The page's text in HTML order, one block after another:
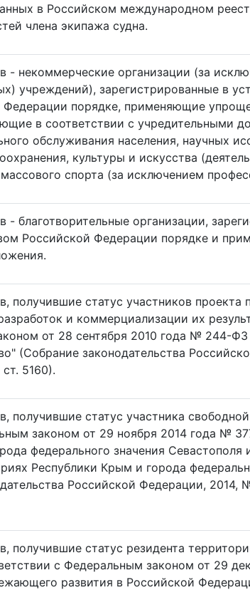
в Российском международном
члена экипажа судна.
- некоммерческие организации (за
учреждений), зарегистрированные в
Федерации порядке, применяющие
в соответствии с учредительными
обслуживания населения, научных
культуры и искусства
спорта (за исключением
благотворительные организации,
Российской Федерации порядке и
получившие статус участников проекта
и коммерциализации их
от 28 сентября 2010 года № 244-
(Собрание законодательства
5160).
получившие статус участника
законом от 29 ноября 2014 года №
федерального значения Севастополя
Республики Крым и города
Российской Федерации, 2014,
получившие статус резидента
с Федеральным законом от 29
развития в Российской